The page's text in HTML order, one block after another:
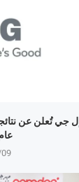
إل جي تُعلن عن
عام